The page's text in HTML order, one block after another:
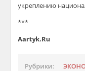
укреплению
***
Aartyk.Ru
Рубрики: